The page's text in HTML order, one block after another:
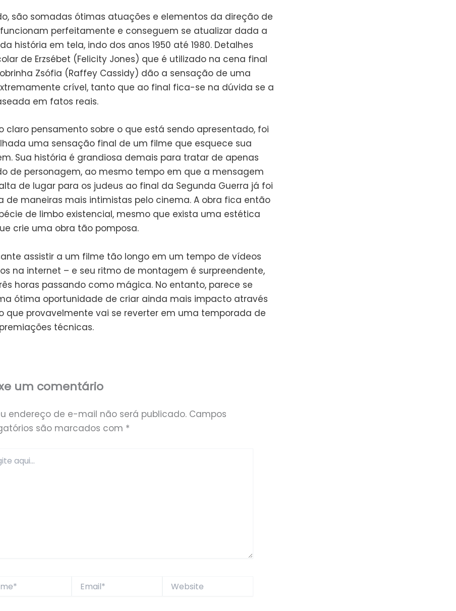
são somadas ótimas atuações e elementos da direção de
perfeitamente e conseguem se atualizar dada a
história em tela, indo dos anos 1950 até 1980. Detalhes
de Erzsébet (Felicity Jones) que é utilizado na cena final
Zsófia (Raffey Cassidy) dão a sensação de uma
crível, tanto que ao final fica-se na dúvida se a
em fatos reais.
claro pensamento sobre o que está sendo apresentado, foi
uma sensação final de um filme que esquece sua
Sua história é grandiosa demais para tratar de apenas
de personagem, ao mesmo tempo em que a mensagem
de lugar para os judeus ao final da Segunda Guerra já foi
de maneiras mais intimistas pelo cinema. A obra fica então
de limbo existencial, mesmo que exista uma estética
crie uma obra tão pomposa.
assistir a um filme tão longo em um tempo de vídeos
na internet – e seu ritmo de montagem é surpreendente,
horas passando como mágica. No entanto, parece se
ótima oportunidade de criar ainda mais impacto através
que provavelmente vai se reverter em uma temporada de
técnicas.
um comentário
endereço de e-mail não será publicado. Campos
são marcados com *
Website